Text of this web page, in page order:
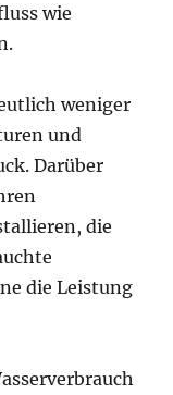
wie
weniger
und
Darüber
die
die Leistung